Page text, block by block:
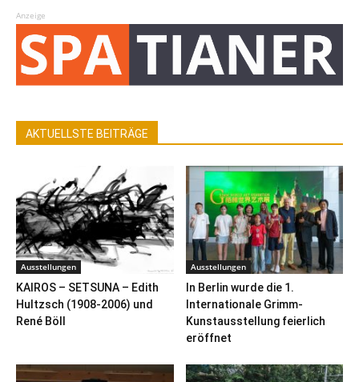
Anzeige
AKTUELLSTE BEITRÄGE
Ausstellungen
KAIROS – SETSUNA – Edith
Hultzsch (1908-2006) und
René Böll
Ausstellungen
In Berlin wurde die 1.
Internationale Grimm-
Kunstausstellung feierlich
eröffnet